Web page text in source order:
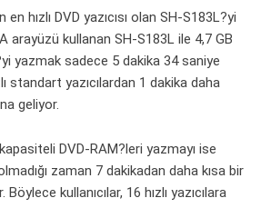
en hızlı DVD yazıcısı olan SH-S183L?yi
arayüzü kullanan SH-S183L ile 4,7 GB
yazmak sadece 5 dakika 34 saniye
standart yazıcılardan 1 dakika daha
geliyor.
DVD-RAM?leri yazmayı ise
zaman 7 dakikadan daha kısa bir
kullanıcılar, 16 hızlı yazıcılara